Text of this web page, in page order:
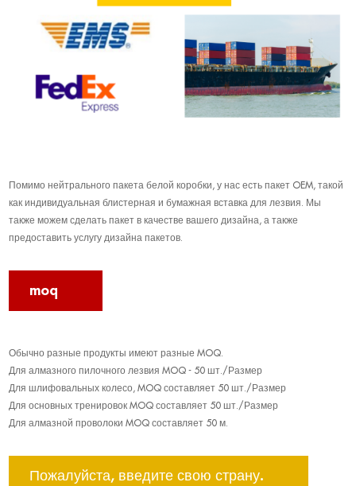
Помимо нейтрального пакета белой коробки, у нас есть пакет OEM, такой
как индивидуальная блистерная и бумажная вставка для лезвия. Мы
также можем сделать пакет в качестве вашего дизайна, а также
предоставить услугу дизайна пакетов.
moq
Обычно разные продукты имеют разные MOQ.
Для алмазного пилочного лезвия MOQ - 50 шт./Размер
Для шлифовальных колесо, MOQ составляет 50 шт./Размер
Для основных тренировок MOQ составляет 50 шт./Размер
Для алмазной проволоки MOQ составляет 50 м.
Пожалуйста, введите свою страну.